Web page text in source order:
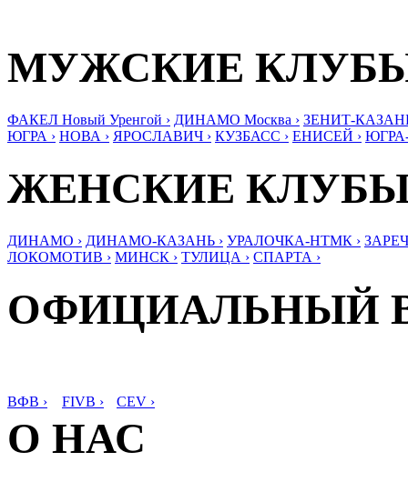
МУЖСКИЕ
ФАКЕЛ Новый Уренгой › ДИНАМО Москва › ЗЕНИТ-
ЮГРА › НОВА › ЯРОСЛАВИЧ › КУЗБАСС › ЕНИСЕЙ ›
ЖЕНСКИЕ
ДИНАМО › ДИНАМО-КАЗАНЬ › УРАЛОЧКА-НТМК ›
ЛОКОМОТИВ › МИНСК › ТУЛИЦА › СПАРТА ›
ОФИЦИАЛЬНЫЙ
ВФВ › FIVB › CEV ›
О НАС